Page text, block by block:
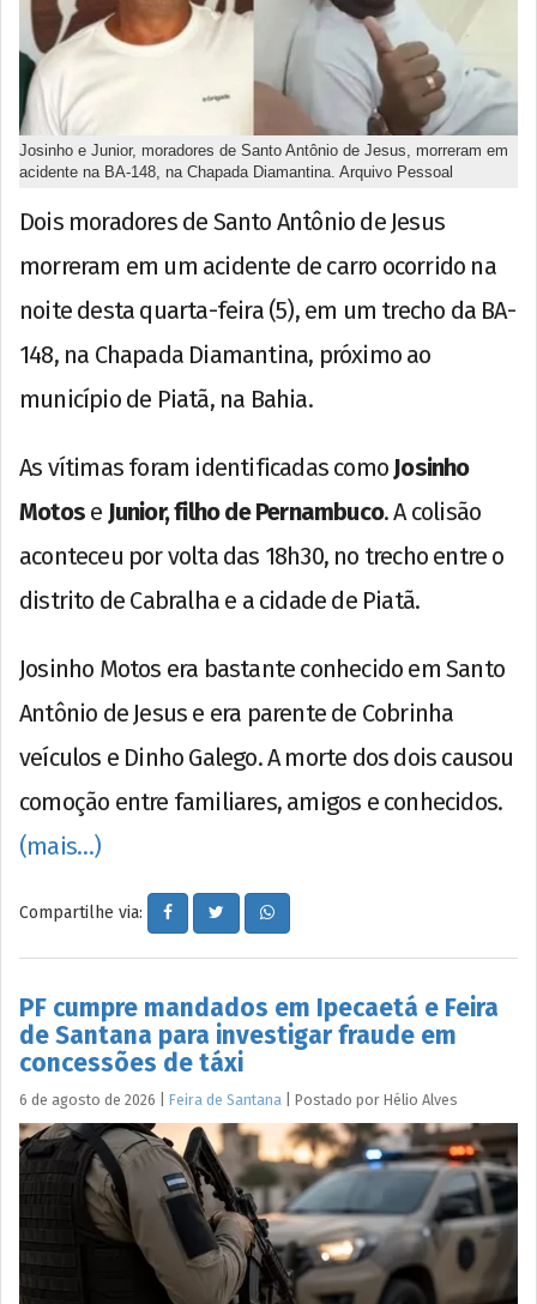
Josinho e Junior, moradores de Santo Antônio de Jesus, morreram em
acidente na BA-148, na Chapada Diamantina. Arquivo Pessoal
Dois moradores de Santo Antônio de Jesus
morreram em um acidente de carro ocorrido na
noite desta quarta-feira (5), em um trecho da BA-
148, na Chapada Diamantina, próximo ao
município de Piatã, na Bahia.
As vítimas foram identificadas como Josinho
Motos e Junior, filho de Pernambuco. A colisão
aconteceu por volta das 18h30, no trecho entre o
distrito de Cabralha e a cidade de Piatã.
Josinho Motos era bastante conhecido em Santo
Antônio de Jesus e era parente de Cobrinha
veículos e Dinho Galego. A morte dos dois causou
comoção entre familiares, amigos e conhecidos.
(mais…)
Compartilhe via:
PF cumpre mandados em Ipecaetá e Feira
de Santana para investigar fraude em
concessões de táxi
6 de agosto de 2026 Feira de Santana Postado por Hélio Alves